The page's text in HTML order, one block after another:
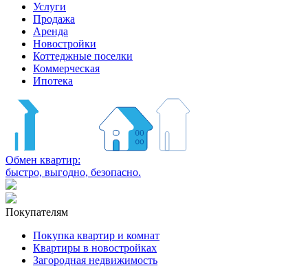
Услуги
Продажа
Аренда
Новостройки
Коттеджные поселки
Коммерческая
Ипотека
Обмен квартир:
быстро, выгодно, безопасно.
Покупателям
Покупка квартир и комнат
Квартиры в новостройках
Загородная недвижимость